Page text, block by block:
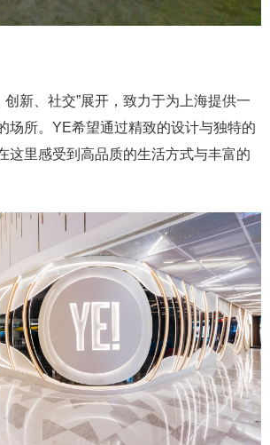
创新、社交”展开，致力于为上海提供一
场所。YE希望通过精致的设计与独特的
这里感受到高品质的生活方式与丰富的